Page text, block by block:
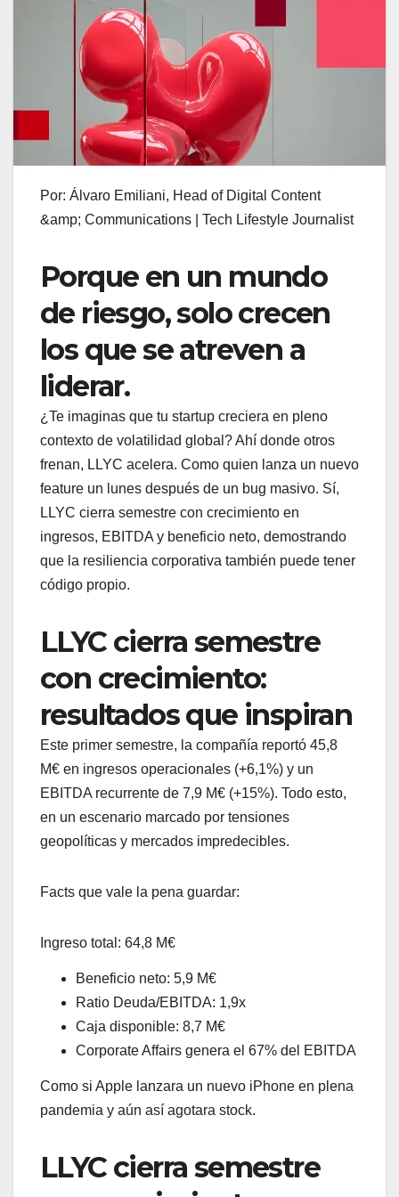
Por: Álvaro Emiliani, Head of Digital Content
&amp; Communications | Tech Lifestyle Journalist
Porque en un mundo
de riesgo, solo crecen
los que se atreven a
liderar.
¿Te imaginas que tu startup creciera en pleno
contexto de volatilidad global? Ahí donde otros
frenan, LLYC acelera. Como quien lanza un nuevo
feature un lunes después de un bug masivo. Sí,
LLYC cierra semestre con crecimiento en
ingresos, EBITDA y beneficio neto, demostrando
que la resiliencia corporativa también puede tener
código propio.
LLYC cierra semestre
con crecimiento:
resultados que inspiran
Este primer semestre, la compañía reportó 45,8
M€ en ingresos operacionales (+6,1%) y un
EBITDA recurrente de 7,9 M€ (+15%). Todo esto,
en un escenario marcado por tensiones
geopolíticas y mercados impredecibles.
Facts que vale la pena guardar:
Ingreso total: 64,8 M€
Beneficio neto: 5,9 M€
Ratio Deuda/EBITDA: 1,9x
Caja disponible: 8,7 M€
Corporate Affairs genera el 67% del EBITDA
Como si Apple lanzara un nuevo iPhone en plena
pandemia y aún así agotara stock.
LLYC cierra semestre